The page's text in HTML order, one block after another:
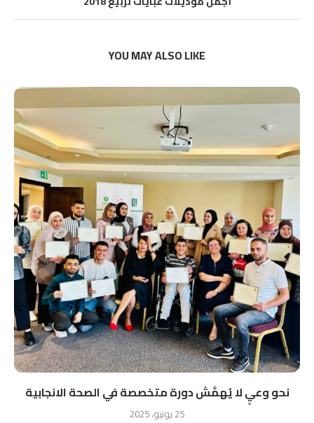
YOU MAY ALSO LIKE
نحو وعيٍ لا يُهمَّش دورة متخصصة في الصحة الانجابية
25 يونيو، 2025